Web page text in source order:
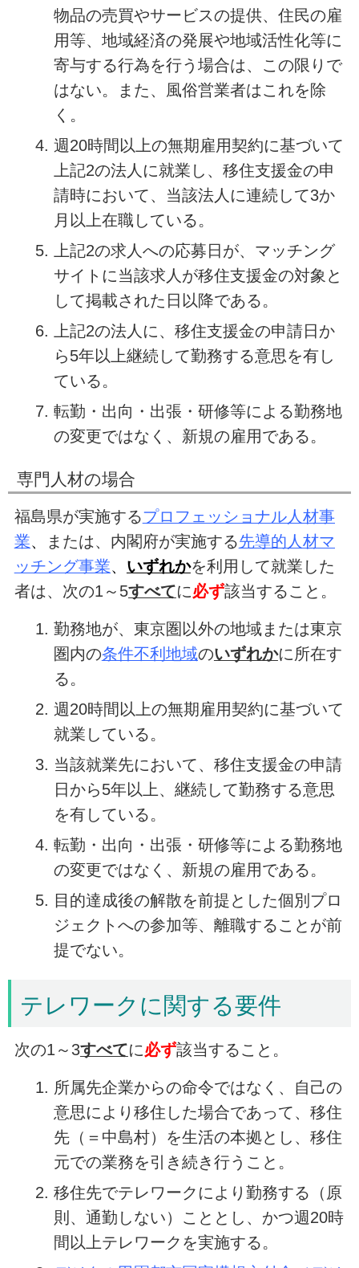
物品の売買やサービスの提供、住民の雇
用等、地域経済の発展や地域活性化等に
寄与する行為を行う場合は、この限りで
はない。また、風俗営業者はこれを除
く。
週20時間以上の無期雇用契約に基づいて
上記2の法人に就業し、移住支援金の申
請時において、当該法人に連続して3か
月以上在職している。
上記2の求人への応募日が、マッチング
サイトに当該求人が移住支援金の対象と
して掲載された日以降である。
上記2の法人に、移住支援金の申請日か
ら5年以上継続して勤務する意思を有し
ている。
転勤・出向・出張・研修等による勤務地
の変更ではなく、新規の雇用である。
専門人材の場合
福島県が実施するプロフェッショナル人材事
業、 または、内閣府が実施する先導的人材マ
ッチング事業、 いずれかを利用して就業した
者は、次の1～5すべてに必ず該当すること。
勤務地が、東京圏以外の地域または東京
圏内の条件不利地域のいずれかに所在す
る。
週20時間以上の無期雇用契約に基づいて
就業している。
当該就業先において、移住支援金の申請
日から5年以上、継続して勤務する意思
を有している。
転勤・出向・出張・研修等による勤務地
の変更ではなく、新規の雇用である。
目的達成後の解散を前提とした個別プロ
ジェクトへの参加等、離職することが前
提でない。
テレワークに関する要件
次の1～3すべてに必ず該当すること。
所属先企業からの命令ではなく、自己の
意思により移住した場合であって、移住
先（＝中島村）を生活の本拠とし、移住
元での業務を引き続き行うこと。
移住先でテレワークにより勤務する（原
則、通勤しない）こととし、かつ週20時
間以上テレワークを実施する。